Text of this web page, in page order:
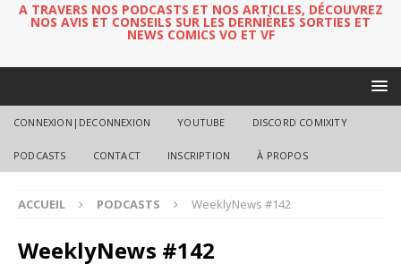
A TRAVERS NOS PODCASTS ET NOS ARTICLES, DÉCOUVREZ
NOS AVIS ET CONSEILS SUR LES DERNIÈRES SORTIES ET
NEWS COMICS VO ET VF
CONNEXION|DECONNEXION YOUTUBE DISCORD COMIXITY
PODCASTS CONTACT INSCRIPTION À PROPOS
ACCUEIL PODCASTS WeeklyNews #142
WeeklyNews #142